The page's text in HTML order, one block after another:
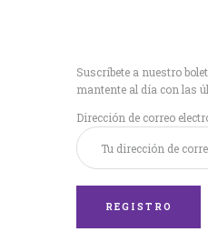
Suscríbete a nuestro
mantente al día con las
Dirección de correo